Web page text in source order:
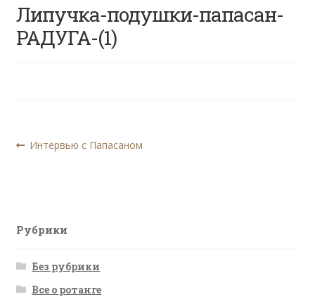
Ротанг оптом
Контакты
Липучка-подушки-папасан-
РАДУГА-(1)
Навигация
Предыдущая
Интервью с Папасаном
Рубрики
Без рубрики
Все о ротанге